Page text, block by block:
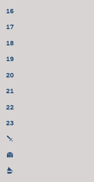
16
17
18
19
20
21
22
23